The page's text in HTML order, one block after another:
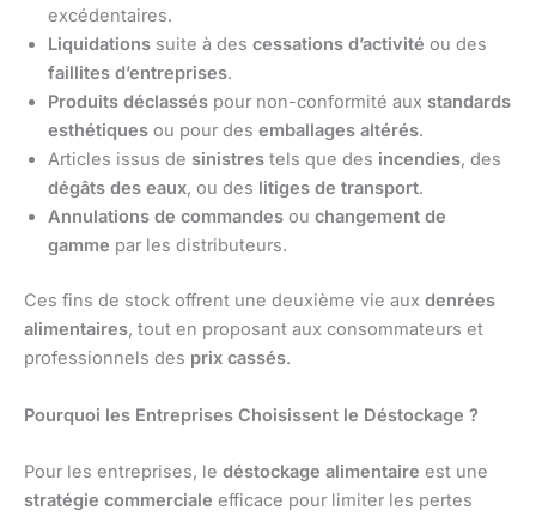
excédentaires.
Liquidations suite à des cessations d’activité ou des
faillites d’entreprises.
Produits déclassés pour non-conformité aux standards
esthétiques ou pour des emballages altérés.
Articles issus de sinistres tels que des incendies, des
dégâts des eaux, ou des litiges de transport.
Annulations de commandes ou changement de
gamme par les distributeurs.
Ces fins de stock offrent une deuxième vie aux denrées
alimentaires, tout en proposant aux consommateurs et
professionnels des prix cassés.
Pourquoi les Entreprises Choisissent le Déstockage ?
Pour les entreprises, le déstockage alimentaire est une
stratégie commerciale efficace pour limiter les pertes